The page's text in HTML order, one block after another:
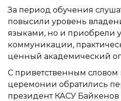
За период обучения
повысили уровень
языками, но и приобрели
коммуникации,
ценный академический
С приветственным словом
церемонии обратились
президент КАСУ